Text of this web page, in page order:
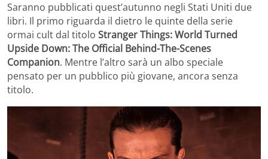
Saranno pubblicati quest’autunno negli Stati Uniti due
libri. Il primo riguarda il dietro le quinte della serie
ormai cult dal titolo Stranger Things: World Turned
Upside Down: The Official Behind-The-Scenes
Companion. Mentre l’altro sarà un albo speciale
pensato per un pubblico più giovane, ancora senza
titolo.